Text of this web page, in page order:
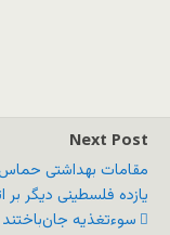
Next Post
مقامات بهداشتی
یازده فلسطینی دیگر بر
سوءتغذیه جان‌باختند